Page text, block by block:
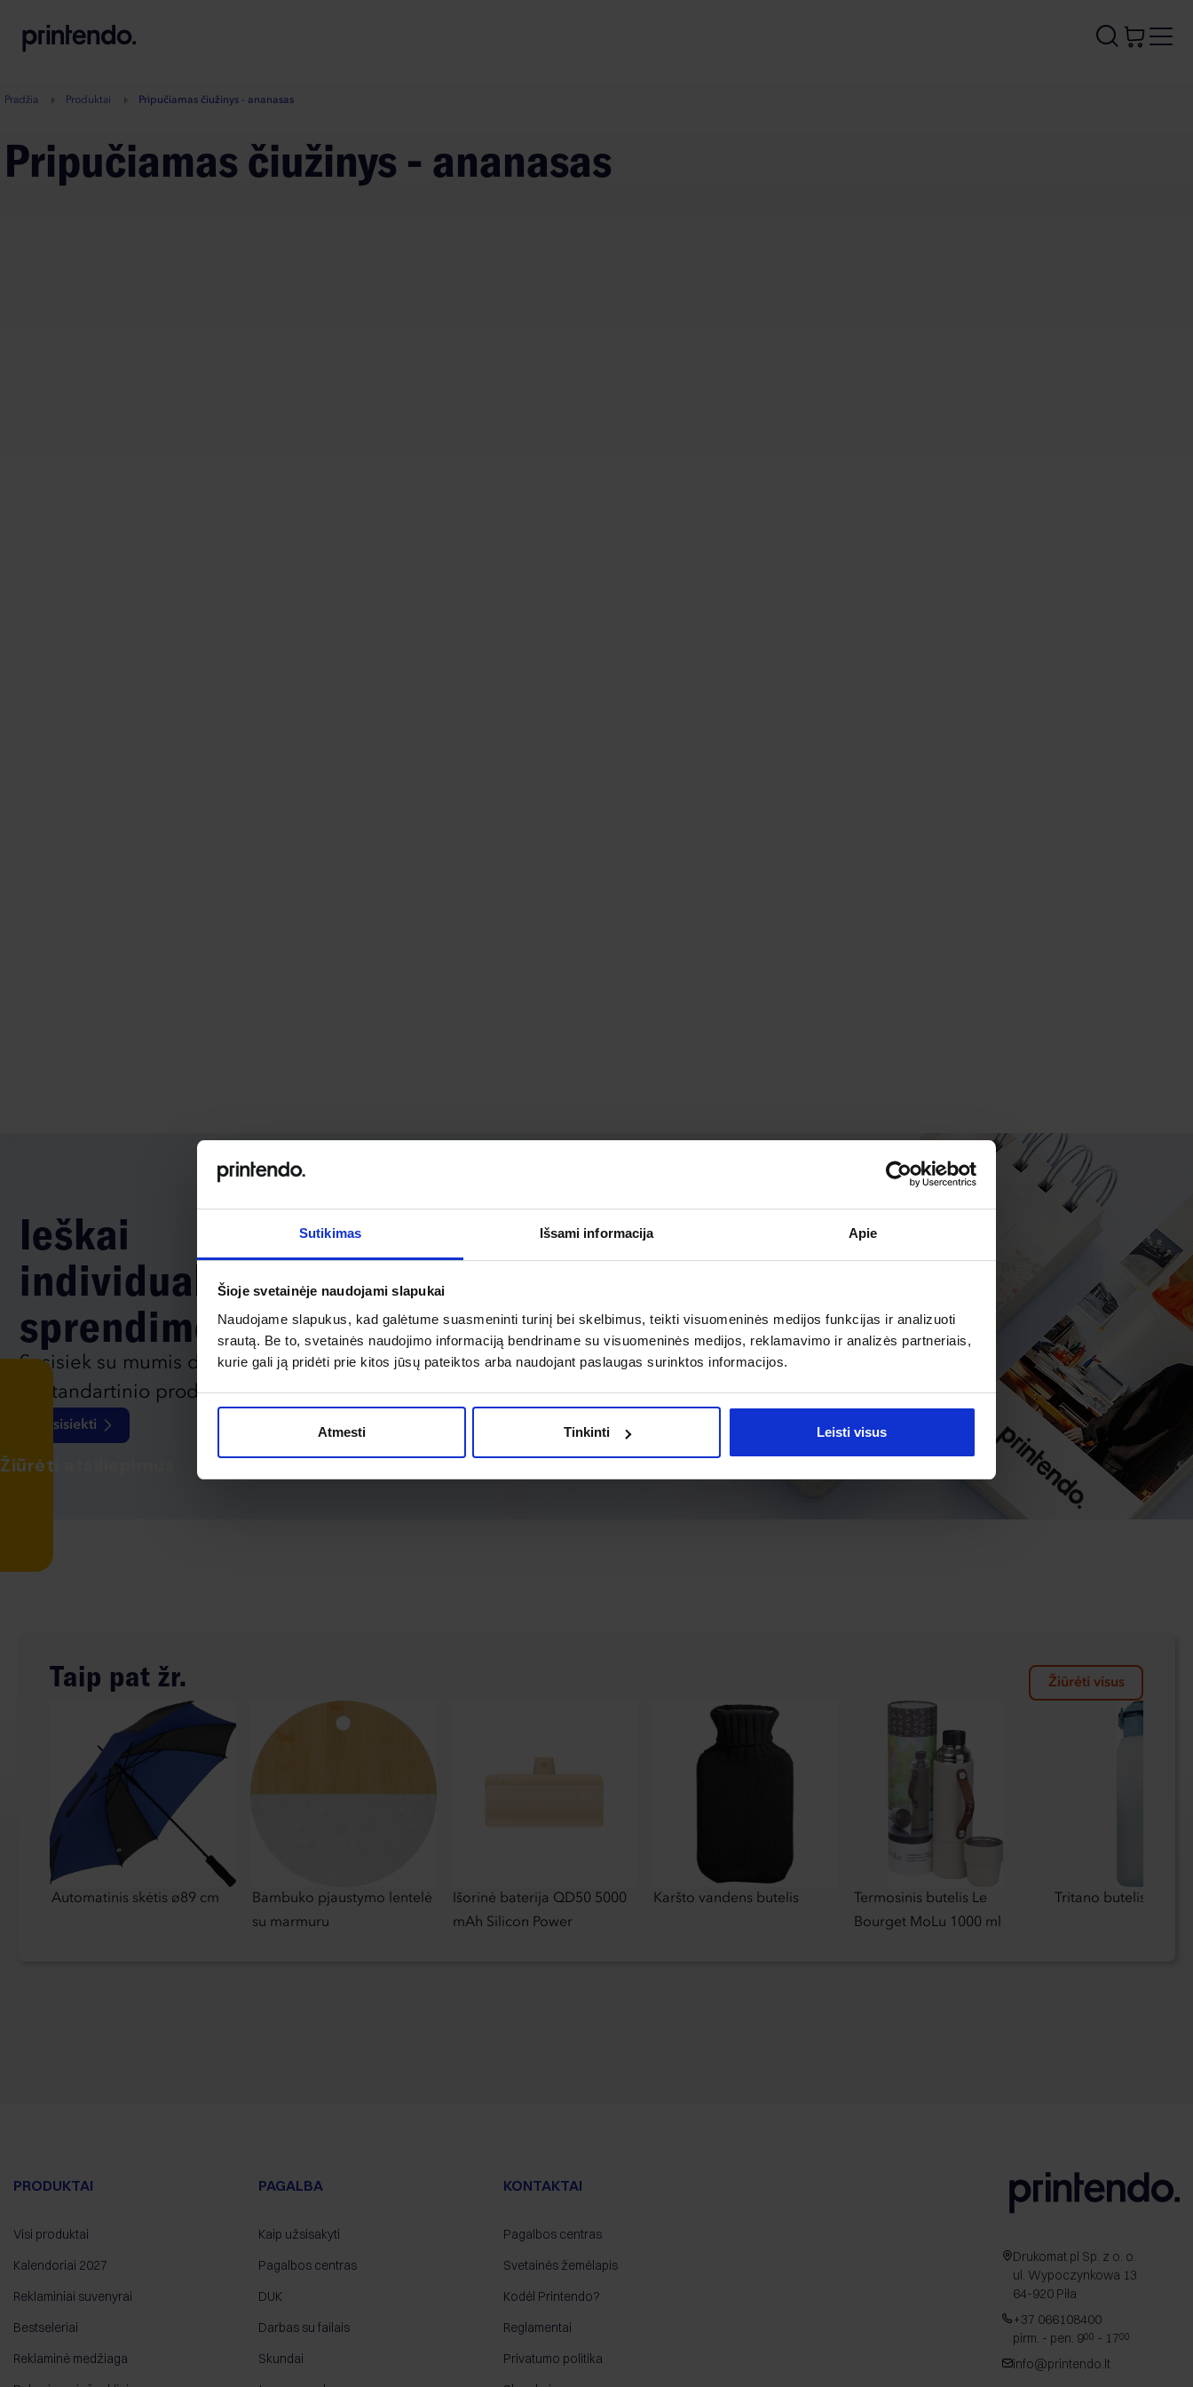
Sutikimas Išsami informacija Apie
Šioje svetainėje naudojami slapukai
Naudojame slapukus, kad galėtume suasmeninti turinį bei skelbimus, teikti visuomeninės medijos funkcijas ir analizuoti
srautą. Be to, svetainės naudojimo informaciją bendriname su visuomeninės medijos, reklamavimo ir analizės partneriais,
kurie gali ją pridėti prie kitos jūsų pateiktos arba naudojant paslaugas surinktos informacijos.
Atmesti Tinkinti Leisti visus
A
Žiūrėti atsiliepimus
Pradžia Produktai Pripučiamas čiužinys - ananasas
Pripučiamas čiužinys - ananasas
Ieškai
individualaus
sprendimo?
Susisiek su mumis dėl
nestandartinio produkto aptarimo.
Susisiekti
Taip pat žr. Žiūrėti visus
Automatinis skėtis ø89 cm
Bambuko pjaustymo lentelė
su marmuru
Išorinė baterija QD50 5000
mAh Silicon Power
Karšto vandens butelis
Termosinis butelis Le
Bourget MoLu 1000 ml
Tritano butelis 1500
PRODUKTAI
Visi produktai
Kalendoriai 2027
Reklaminiai suvenyrai
Bestseleriai
Reklaminė medžiaga
PAGALBA
Kaip užsisakyti
Pagalbos centras
DUK
Darbas su failais
Skundai
KONTAKTAI
Pagalbos centras
Svetainės žemėlapis
Kodėl Printendo?
Reglamentai
Privatumo politika
Drukomat.pl Sp. z o. o.
ul. Wypoczynkowa 13
64-920 Piła
+37 066108400
pirm. - pen. 900 - 1700
info@printendo.lt